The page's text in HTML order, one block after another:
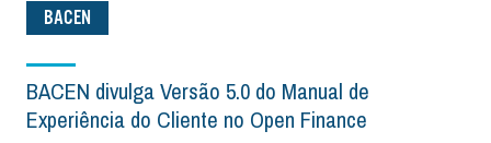
BACEN
BACEN divulga Versão 5.0 do Manual de
Experiência do Cliente no Open Finance